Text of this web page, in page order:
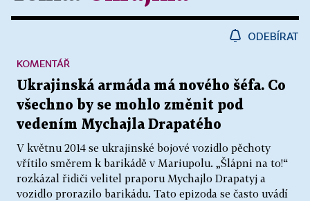
ODEBÍRAT
Ukrajinská armáda má nového šéfa. Co
všechno by se mohlo změnit pod
vedením Mychajla Drapatého
V květnu 2014 se ukrajinské bojové vozidlo pěchoty
vřítilo směrem k barikádě v Mariupolu. „Šlápni na to!“
rozkázal řidiči velitel praporu Mychajlo Drapatyj a
vozidlo prorazilo barikádu. Tato epizoda se často uvádí
KOMENTÁŘ